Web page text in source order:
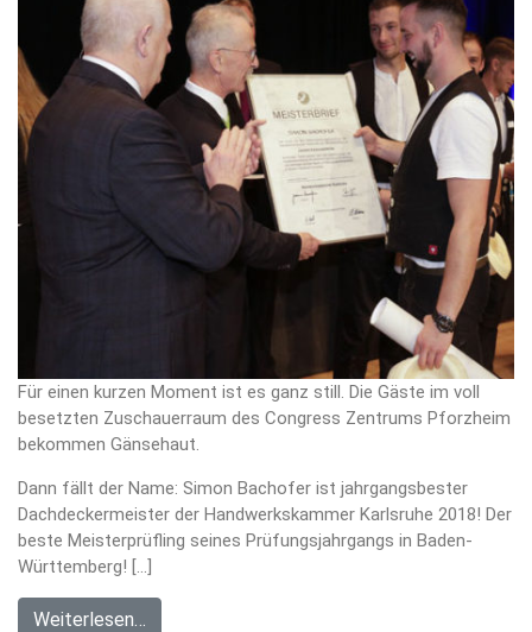
Für einen kurzen Moment ist es ganz still. Die Gäste im voll
besetzten Zuschauerraum des Congress Zentrums Pforzheim
bekommen Gänsehaut.
Dann fällt der Name: Simon Bachofer ist jahrgangsbester
Dachdeckermeister der Handwerkskammer Karlsruhe 2018! Der
beste Meisterprüfling seines Prüfungsjahrgangs in Baden-
Württemberg! […]
Weiterlesen…